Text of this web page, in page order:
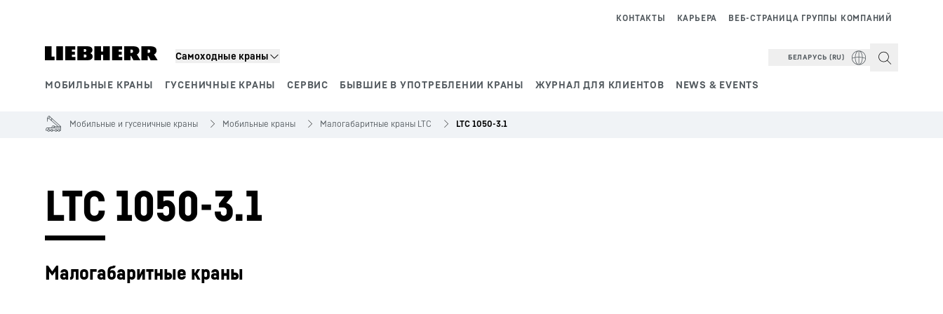
Самоходные краны
МОБИЛЬНЫЕ КРАНЫ ГУСЕНИЧНЫЕ КРАНЫ СЕРВИС БЫВШИЕ В УПОТРЕБЛЕНИИ КРАНЫ ЖУРНАЛ ДЛЯ КЛИЕНТОВ NEWS & EVENTS
ВЕБ-СТРАНИЦА ГРУППЫ КОМПАНИЙ
КАРЬЕРА
КОНТАКТЫ
БЕЛАРУСЬ (RU)
Мобильные и гусеничные краны Мобильные краны Малогабаритные краны LTC LTC 1050-3.1
LTC 1050-3.1
Малогабаритные краны